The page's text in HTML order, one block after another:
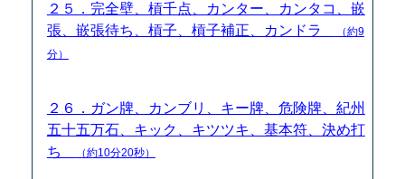
２５．完全壁、槓千点、カンター、カンタコ、嵌
張、嵌張待ち、槓子、槓子補正、カンドラ
（約9
分）
２６．ガン牌、カンブリ、キー牌、危険牌、紀州
五十五万石、キック、キツツキ、基本符、決め打
ち
（約10分20秒）